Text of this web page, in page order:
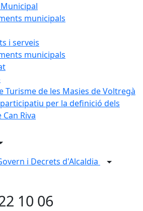
municipals
i serveis
municipals
Turisme de les Masies de Voltregà
per la definició dels
Riva
i Decrets d'Alcaldia
10 06